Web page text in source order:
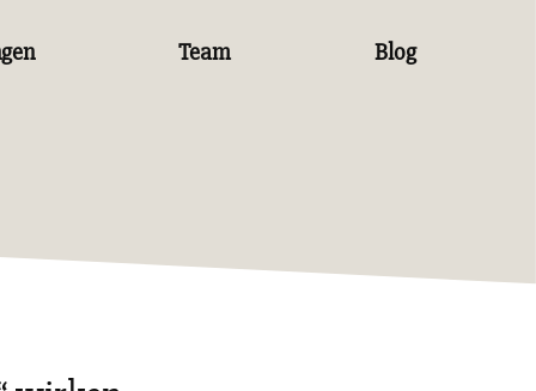
Team Blog